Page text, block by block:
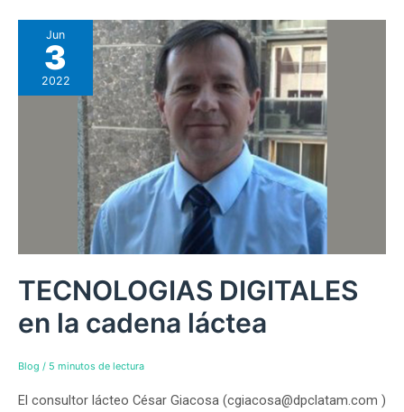
Jun
3
2022
TECNOLOGIAS DIGITALES
en la cadena láctea
Blog / 5 minutos de lectura
El consultor lácteo César Giacosa (cgiacosa@dpclatam.com )